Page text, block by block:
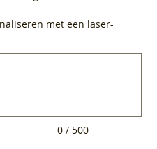
met een laser-
0 / 500